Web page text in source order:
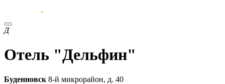
Д
Отель "Дельфин"
Буденновск 8-й микрорайон, д. 40